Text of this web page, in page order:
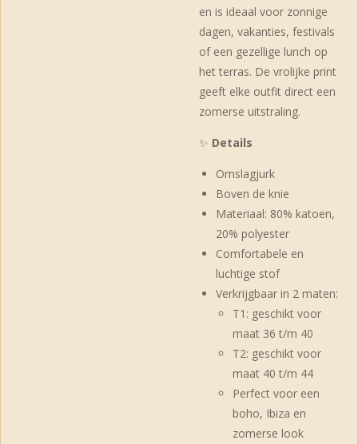
en is ideaal voor zonnige
dagen, vakanties, festivals
of een gezellige lunch op
het terras. De vrolijke print
geeft elke outfit direct een
zomerse uitstraling.
✨ Details
Omslagjurk
Boven de knie
Materiaal: 80% katoen,
20% polyester
Comfortabele en
luchtige stof
Verkrijgbaar in 2 maten:
T1: geschikt voor
maat 36 t/m 40
T2: geschikt voor
maat 40 t/m 44
Perfect voor een
boho, Ibiza en
zomerse look